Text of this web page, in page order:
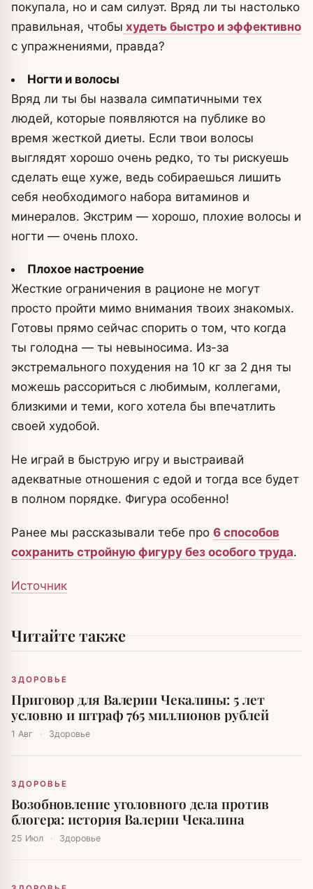
покупала, но и сам силуэт. Вряд ли ты настолько
правильная, чтобы худеть быстро и эффективно
с упражнениями, правда?
Ногти и волосы
Вряд ли ты бы назвала симпатичными тех
людей, которые появляются на публике во
время жесткой диеты. Если твои волосы
выглядят хорошо очень редко, то ты рискуешь
сделать еще хуже, ведь собираешься лишить
себя необходимого набора витаминов и
минералов. Экстрим — хорошо, плохие волосы и
ногти — очень плохо.
Плохое настроение
Жесткие ограничения в рационе не могут
просто пройти мимо внимания твоих знакомых.
Готовы прямо сейчас спорить о том, что когда
ты голодна — ты невыносима. Из-за
экстремального похудения на 10 кг за 2 дня ты
можешь рассориться с любимым, коллегами,
близкими и теми, кого хотела бы впечатлить
своей худобой.
Не играй в быструю игру и выстраивай
адекватные отношения с едой и тогда все будет
в полном порядке. Фигура особенно!
Ранее мы рассказывали тебе про 6 способов
сохранить стройную фигуру без особого труда.
Источник
Читайте также
ЗДОРОВЬЕ
Приговор для Валерии Чекалины: 5 лет
условно и штраф 765 миллионов рублей
1 Авг · Здоровье
ЗДОРОВЬЕ
Возобновление уголовного дела против
блогера: история Валерии Чекалина
25 Июл · Здоровье